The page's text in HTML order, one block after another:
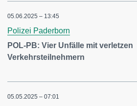
05.06.2025 – 13:45
Polizei Paderborn
POL-PB: Vier Unfälle mit verletzen
Verkehrsteilnehmern
05.05.2025 – 07:01